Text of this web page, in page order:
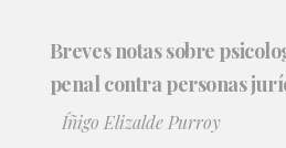
Breves notas sobre
penal contra personas
Íñigo Elizalde Purroy